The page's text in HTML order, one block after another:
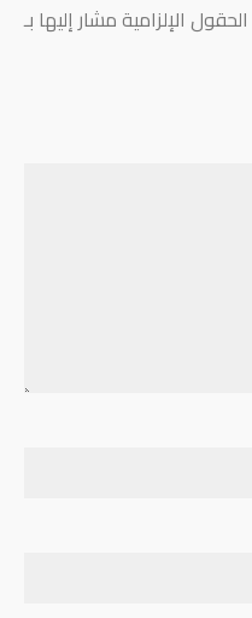
الحقول الإلزامية مشار إليها بـ